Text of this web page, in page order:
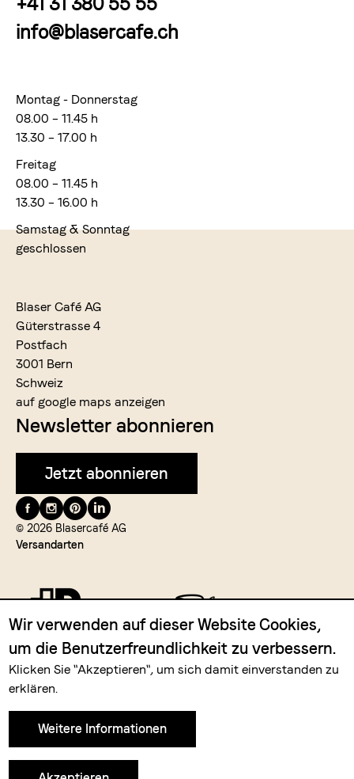
info@blasercafe.ch
Montag - Donnerstag
08.00 – 11.45 h
13.30 – 17.00 h
Freitag
08.00 – 11.45 h
13.30 – 16.00 h
Samstag & Sonntag
geschlossen
Blaser Café AG
Güterstrasse 4
Postfach
3001 Bern
Schweiz
auf google maps anzeigen
Newsletter abonnieren
Jetzt abonnieren
Folge
uns
auf
© 2026 Blasercafé AG
Versandarten
Zahlungsmittel
Wir verwenden auf dieser Website Cookies,
um die Benutzerfreundlichkeit zu verbessern.
Klicken Sie "Akzeptieren", um sich damit einverstanden zu
erklären.
Weitere Informationen